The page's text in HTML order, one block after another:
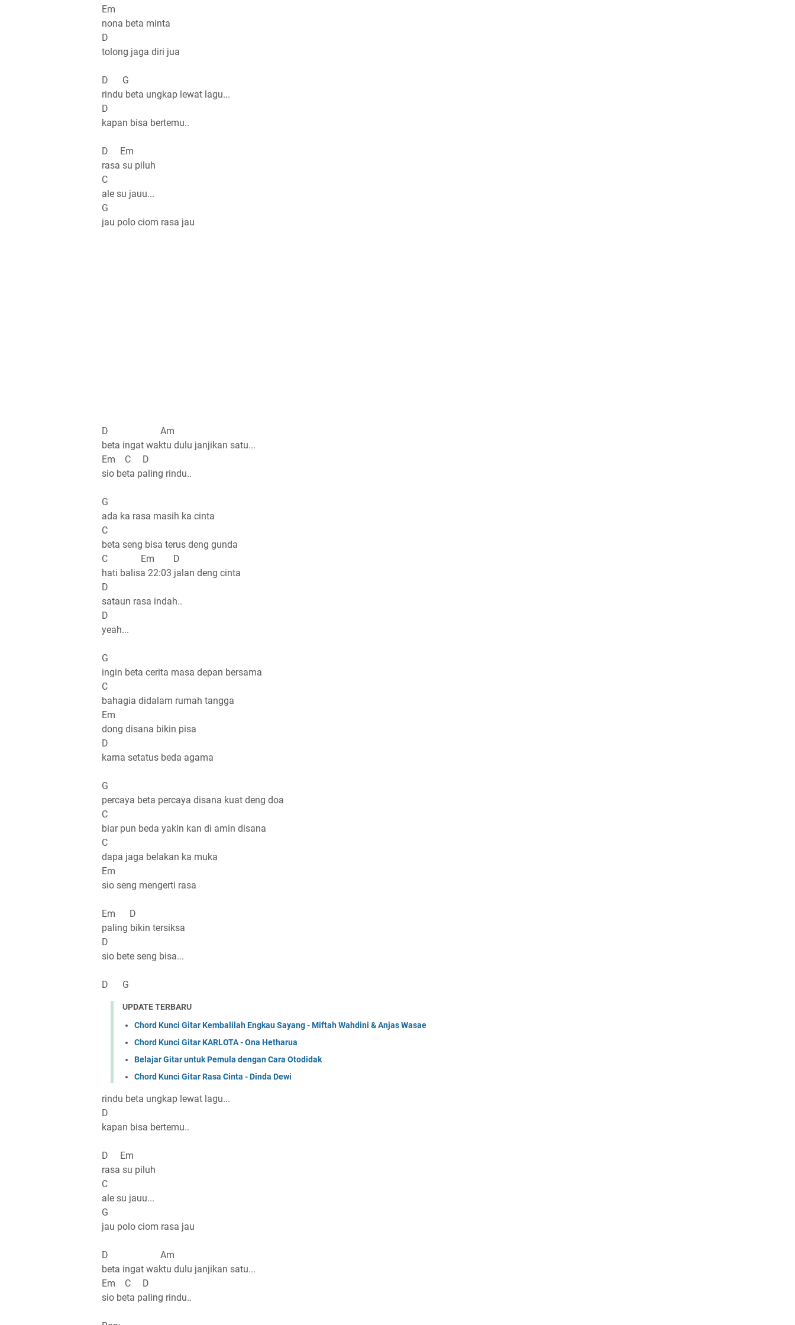
Em
nona beta minta
D
tolong jaga diri jua
D G
rindu beta ungkap lewat lagu...
D
kapan bisa bertemu..
D Em
rasa su piluh
C
ale su jauu...
G
jau polo ciom rasa jau
D Am
beta ingat waktu dulu janjikan satu...
Em C D
sio beta paling rindu..
G
ada ka rasa masih ka cinta
C
beta seng bisa terus deng gunda
C Em D
hati balisa 22:03 jalan deng cinta
D
sataun rasa indah..
D
yeah...
G
ingin beta cerita masa depan bersama
C
bahagia didalam rumah tangga
Em
dong disana bikin pisa
D
karna setatus beda agama
G
percaya beta percaya disana kuat deng doa
C
biar pun beda yakin kan di amin disana
C
dapa jaga belakan ka muka
Em
sio seng mengerti rasa
Em D
paling bikin tersiksa
D
sio bete seng bisa...
D G
UPDATE TERBARU
Chord Kunci Gitar Kembalilah Engkau Sayang - Miftah Wahdini & Anjas Wasae
Chord Kunci Gitar KARLOTA - Ona Hetharua
Belajar Gitar untuk Pemula dengan Cara Otodidak
Chord Kunci Gitar Rasa Cinta - Dinda Dewi
rindu beta ungkap lewat lagu...
D
kapan bisa bertemu..
D Em
rasa su piluh
C
ale su jauu...
G
jau polo ciom rasa jau
D Am
beta ingat waktu dulu janjikan satu...
Em C D
sio beta paling rindu..